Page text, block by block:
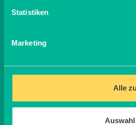
Statistiken
Marketing
Alle
Was ist